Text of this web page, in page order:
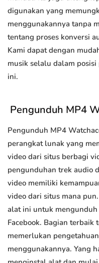
digunakan yang
menggunakannya tanpa
tentang proses konversi
Kami dapat dengan
musik selalu dalam
ini.
Pengunduh MP4
Pengunduh MP4
perangkat lunak yang
video dari situs berbagi
pengunduhan trek audio
video memiliki
video dari situs mana
alat ini untuk
Facebook. Bagian
memerlukan
menggunakannya. Yang